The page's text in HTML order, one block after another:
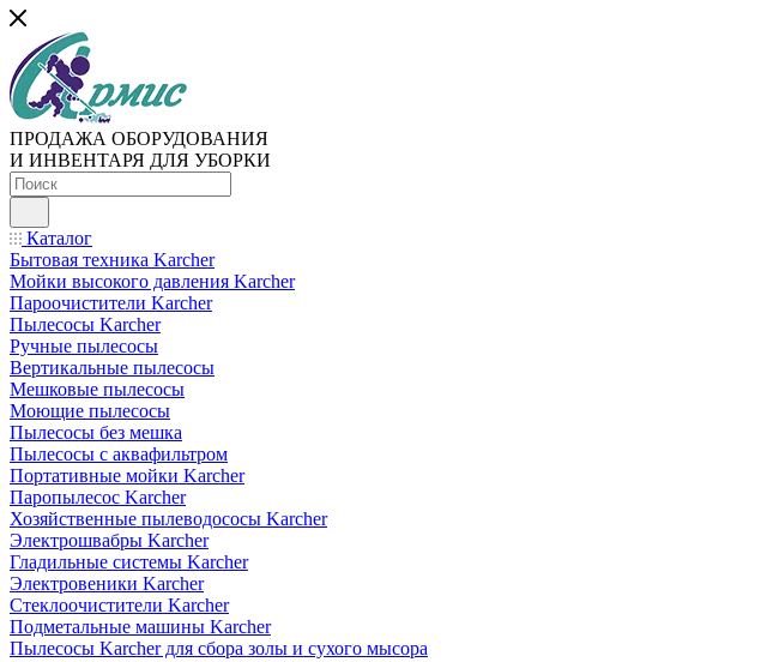
ПРОДАЖА ОБОРУДОВАНИЯ
И ИНВЕНТАРЯ ДЛЯ УБОРКИ
Каталог
Бытовая техника Karcher
Мойки высокого давления Karcher
Пароочистители Karcher
Пылесосы Karcher
Ручные пылесосы
Вертикальные пылесосы
Мешковые пылесосы
Моющие пылесосы
Пылесосы без мешка
Пылесосы с аквафильтром
Портативные мойки Karcher
Паропылесос Karcher
Хозяйственные пылеводососы Karcher
Электрошвабры Karcher
Гладильные системы Karcher
Электровеники Karcher
Стеклоочистители Karcher
Подметальные машины Karcher
Пылесосы Karcher для сбора золы и сухого мысора